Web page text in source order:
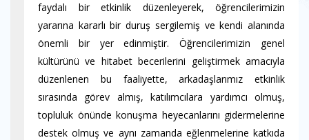
faydalı bir etkinlik düzenleyerek, öğrencilerimizin
yararına kararlı bir duruş sergilemiş ve kendi alanında
önemli bir yer edinmiştir. Öğrencilerimizin genel
kültürünü ve hitabet becerilerini geliştirmek amacıyla
düzenlenen bu faaliyette, arkadaşlarımız etkinlik
sırasında görev almış, katılımcılara yardımcı olmuş,
topluluk önünde konuşma heyecanlarını gidermelerine
destek olmuş ve aynı zamanda eğlenmelerine katkıda